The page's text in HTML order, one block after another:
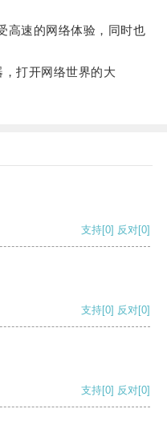
速的网络体验，同时也
打开网络世界的大
支持[0] 反对[0]
支持[0] 反对[0]
支持[0] 反对[0]